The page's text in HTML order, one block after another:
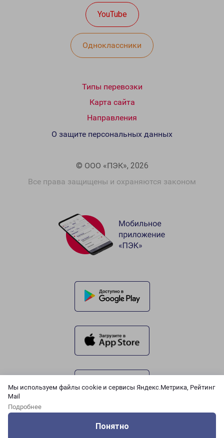
Мы используем файлы cookie и сервисы Яндекс.Метрика, Рейтинг
Mail
Подробнее
Понятно
YouTube
Одноклассники
Типы перевозки
Карта сайта
Направления
© ООО «ПЭК», 2026
Все права защищены и охраняются законом
О защите персональных данных